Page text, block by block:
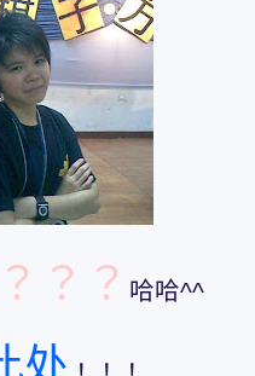
？？ 哈哈^^